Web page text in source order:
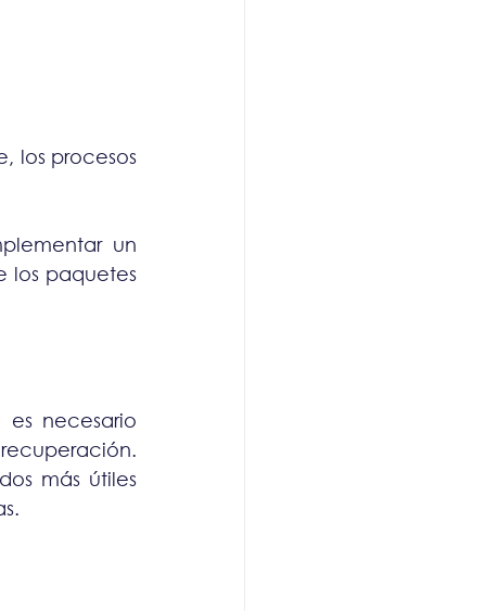
los procesos
un
los paquetes
necesario
más útiles